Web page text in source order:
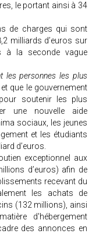
le portant ainsi à 34
de charges qui sont
milliards d’euros sur
à la seconde vague
les personnes les plus
que le gouvernement
soutenir les plus
une nouvelle aide
sociaux, les jeunes
et les étudiants
d’euros.
exceptionnel aux
d’euros) afin de
recevant du
les achats de
(132 millions), ainsi
d'hébergement
des annonces en